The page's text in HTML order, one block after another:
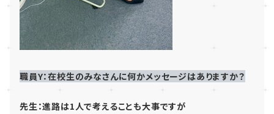
職員Y：在校生のみなさんに何かメッセージはありますか？
先生：進路は1人で考えることも大事ですが